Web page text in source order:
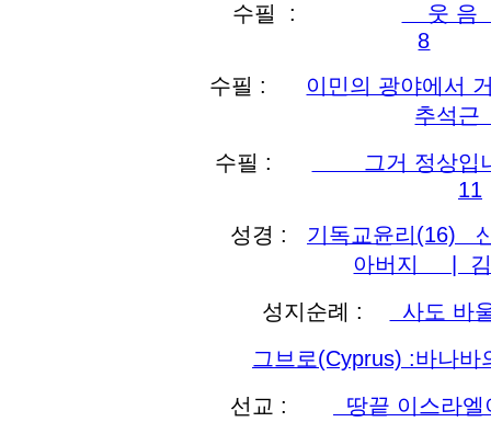
수필 :
웃
8
수필 : 이민의 광야에서
추석
수필 :
그거 정상입
11
성경 : 기독교윤리(16)
아버지 | 김
성지순례 :
사도 바
그브로(Cyprus) :바나
선교 :
땅끝 이스라